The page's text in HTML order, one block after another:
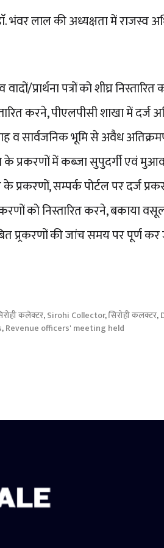
भंवर लाल की अध्यक्षता में राजस्व
प्रार्थना पत्रों को शीघ्र
करने, पीएलपीसी शाखा में दर्ज
व सार्वजनिक भूमि से अवैध
प्रकरणों में कब्जा सुपुदर्गी एवं
प्रकरणों, सम्पर्क पोर्टल पर दर्ज
को निस्तारित करने, बकाया
की जांच समय पर पूर्ण कर
कलेक्टर,Sirohi Collector,सिरोही कलक्टर,
,Revenue officers' meeting held